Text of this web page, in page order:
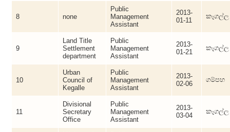
8 none
Public
Management
Assistant
2013-
01-11
කෑගල්ල
9
Land Title
Settlement
department
Public
Management
Assistant
2013-
01-21
කෑගල්ල
10
Urban
Council of
Kegalle
Public
Management
Assistant
2013-
02-06
ගම්පහ
11
Divisional
Secretary
Office
Public
Management
Assistant
2013-
03-04
කෑගල්ල